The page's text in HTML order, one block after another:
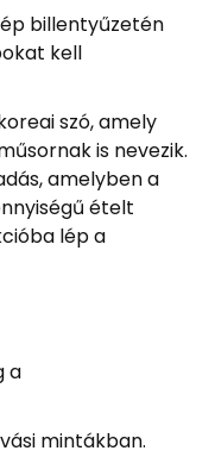
billentyűzetén
kell
szó, amely
is nevezik.
amelyben a
ételt
lép a
a
mintákban.